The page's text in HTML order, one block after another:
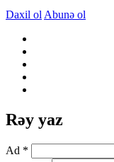
Daxil ol Abunə ol
Rəy yaz
Ad *